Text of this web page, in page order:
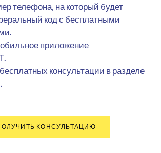
телефона, на который будет
код с бесплатными
приложение
консультации в разделе
КОНСУЛЬТАЦИЮ